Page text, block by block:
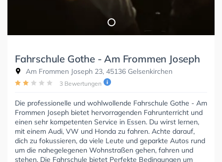
Fahrschule Gothe - Am Frommen Joseph
Am Frommen Joseph 23, 45136 Gelsenkirchen
3 Bewertungen
Die professionelle und wohlwollende Fahrschule Gothe - Am
Frommen Joseph bietet hervorragenden Fahrunterricht und
einen sehr kompetenten Service in Essen. Du wirst lernen,
mit einem Audi, VW und Honda zu fahren. Achte darauf,
dich zu fokussieren, da viele Leute und geparkte Autos rund
um die nahegelegenen Wohnstraßen gehen, fahren und
stehen. Die Fahrschule bietet Perfekte Bedingungen um